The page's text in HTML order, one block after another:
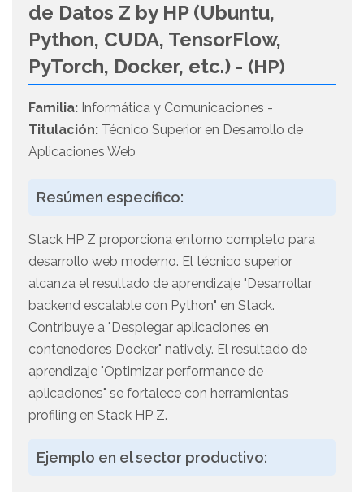
de Datos Z by HP (Ubuntu,
Python, CUDA, TensorFlow,
PyTorch, Docker, etc.) - (HP)
Familia: Informática y Comunicaciones -
Titulación: Técnico Superior en Desarrollo de
Aplicaciones Web
Resúmen específico:
Stack HP Z proporciona entorno completo para
desarrollo web moderno. El técnico superior
alcanza el resultado de aprendizaje "Desarrollar
backend escalable con Python" en Stack.
Contribuye a "Desplegar aplicaciones en
contenedores Docker" natively. El resultado de
aprendizaje "Optimizar performance de
aplicaciones" se fortalece con herramientas
profiling en Stack HP Z.
Ejemplo en el sector productivo: